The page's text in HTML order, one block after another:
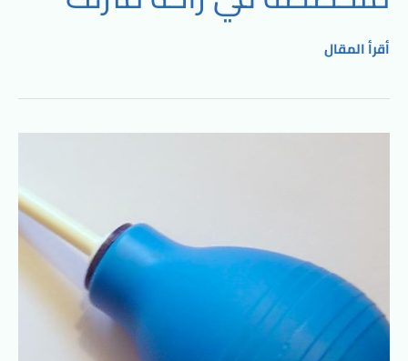
أقرأ المقال
كير:
خدمة
طبية